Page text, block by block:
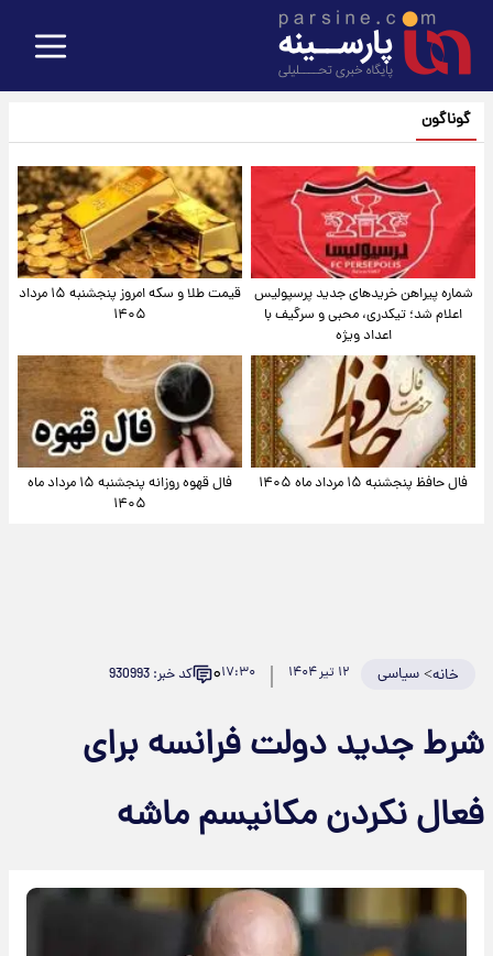
گوناگون
شماره پیراهن خریدهای جدید پرسپولیس
اعلام شد؛ تیکدری، محبی و سرگیف با
اعداد ویژه
قیمت طلا و سکه امروز پنجشنبه ۱۵ مرداد
۱۴۰۵
فال حافظ پنجشنبه ۱۵ مرداد ماه ۱۴۰۵
فال قهوه روزانه پنجشنبه ۱۵ مرداد ماه
۱۴۰۵
خانه>سیاسی ۱۲ تیر ۱۴۰۴ ۱۷:۳۰۰ کد خبر: 930993
شرط جدید دولت فرانسه برای
فعال نکردن مکانیسم ماشه